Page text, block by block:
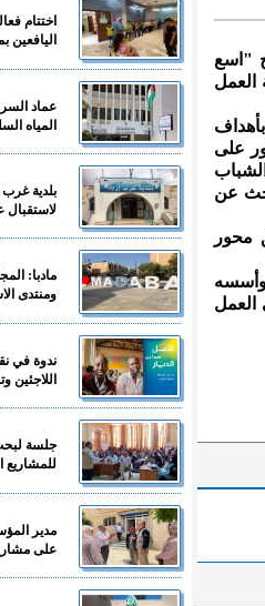
"اسع
العمل
على
عن
محور
العمل
اختتام
اليافعين
عماد
المياه
بلدية غرب
لاستقبال
مادبا:
ومنتدى
ندوة في
اللاجئين
جلسة
للمشاريع
مدير
على